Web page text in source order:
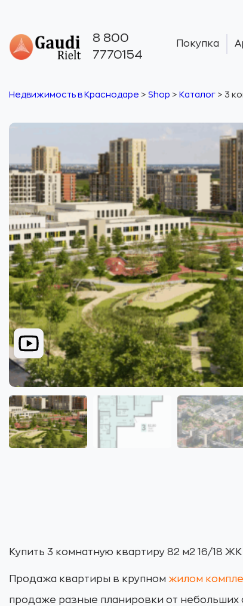
8 800
7770154
Покупка
Недвижимость в Краснодаре > Shop > Каталог > 3
Купить 3 комнатную квартиру 82 м2 16/18
Продажа квартиры в крупном жилом
продаже разные планировки от небольших